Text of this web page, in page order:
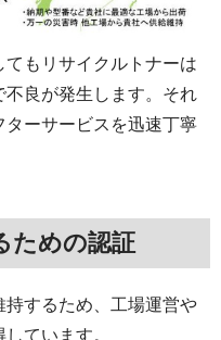
もリサイクルトナーは
良が発生します。それ
ターサービスを迅速丁寧
ための認証
するため、工場運営や
ています。